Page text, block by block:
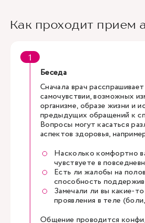
Как проходит прием
Беседа
Сначала врач
самочувствии, возможных
организме, образе жизни и
предыдущих обращений к
Вопросы могут касаться
аспектов здоровья,
Насколько комфортно
чувствуете в
Есть ли жалобы на
способность
Замечали ли вы какие-
проявления в теле
Общение проводится